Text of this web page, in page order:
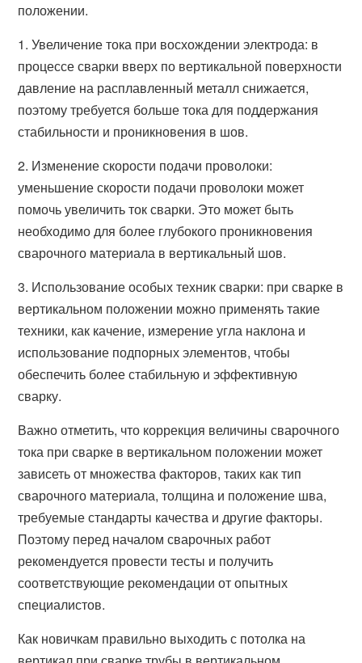
положении.
1. Увеличение тока при восхождении электрода: в
процессе сварки вверх по вертикальной поверхности
давление на расплавленный металл снижается,
поэтому требуется больше тока для поддержания
стабильности и проникновения в шов.
2. Изменение скорости подачи проволоки:
уменьшение скорости подачи проволоки может
помочь увеличить ток сварки. Это может быть
необходимо для более глубокого проникновения
сварочного материала в вертикальный шов.
3. Использование особых техник сварки: при сварке в
вертикальном положении можно применять такие
техники, как качение, измерение угла наклона и
использование подпорных элементов, чтобы
обеспечить более стабильную и эффективную
сварку.
Важно отметить, что коррекция величины сварочного
тока при сварке в вертикальном положении может
зависеть от множества факторов, таких как тип
сварочного материала, толщина и положение шва,
требуемые стандарты качества и другие факторы.
Поэтому перед началом сварочных работ
рекомендуется провести тесты и получить
соответствующие рекомендации от опытных
специалистов.
Как новичкам правильно выходить с потолка на